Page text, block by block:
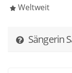
Weltweit
Sängerin